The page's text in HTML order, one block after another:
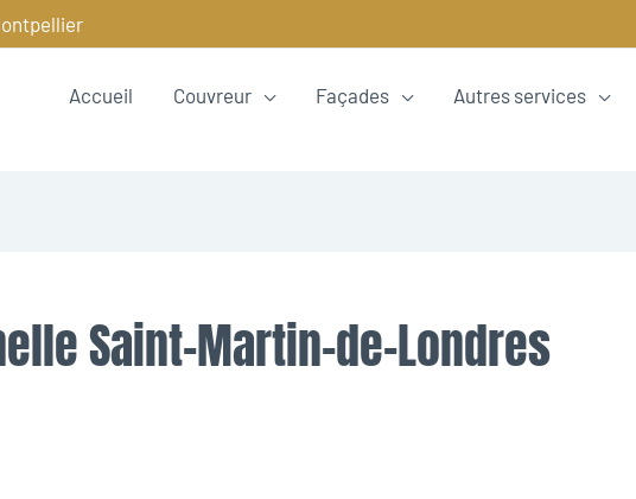
Accueil Couvreur Façades Autres services
Saint-Martin-de-Londres